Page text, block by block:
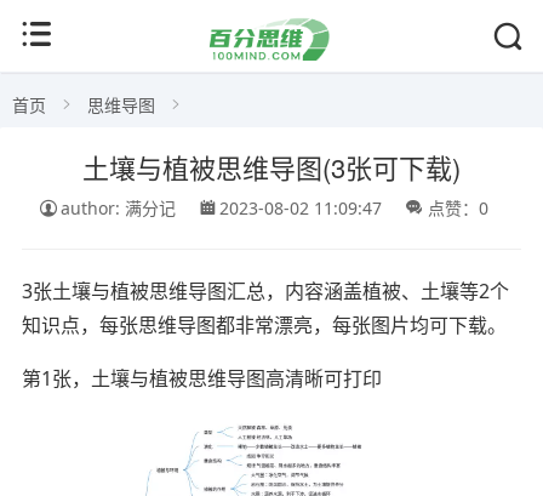
首页 思维导图
土壤与植被思维导图(3张可下载)
author: 满分记 2023-08-02 11:09:47 点赞：0
3张土壤与植被思维导图汇总，内容涵盖植被、土壤等2个
知识点，每张思维导图都非常漂亮，每张图片均可下载。
第1张，土壤与植被思维导图高清晰可打印